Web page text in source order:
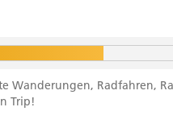
Wanderungen, Radfahren,
Trip!